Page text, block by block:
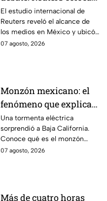
TV Azteca como líder
entre medios
tradicionales
El estudio internacional de
Reuters reveló el alcance de
los medios en México y ubicó
a TV Azteca como referente
07 agosto, 2026
Monzón mexicano: el
fenómeno que explica
la tormenta eléctrica
que sorprendió a Baja
California
Una tormenta eléctrica
sorprendió a Baja California.
Conoce qué es el monzón
mexicano, por qué ocurre y
07 agosto, 2026
Más de cuatro horas